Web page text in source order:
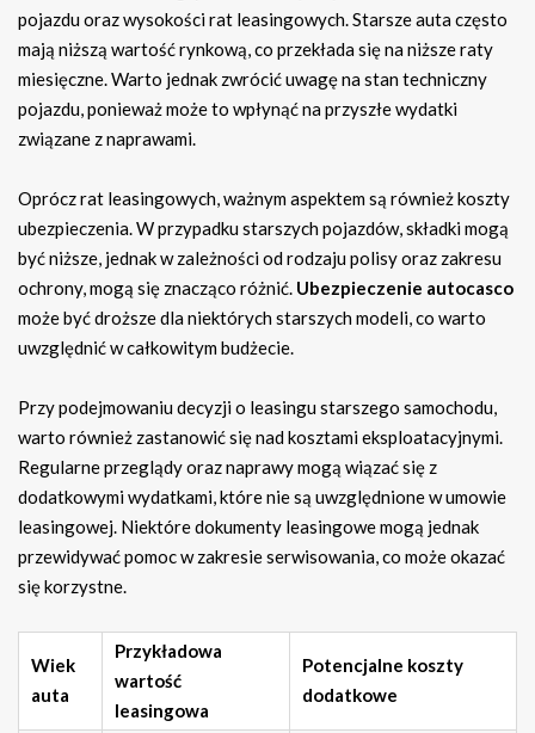
pojazdu oraz wysokości rat leasingowych. Starsze auta często
mają niższą wartość rynkową, co przekłada się na niższe raty
miesięczne. Warto jednak zwrócić uwagę na stan techniczny
pojazdu, ponieważ może to wpłynąć na przyszłe wydatki
związane z naprawami.
Oprócz rat leasingowych, ważnym aspektem są również koszty
ubezpieczenia. W przypadku starszych pojazdów, składki mogą
być niższe, jednak w zależności od rodzaju polisy oraz zakresu
ochrony, mogą się znacząco różnić. Ubezpieczenie autocasco
może być droższe dla niektórych starszych modeli, co warto
uwzględnić w całkowitym budżecie.
Przy podejmowaniu decyzji o leasingu starszego samochodu,
warto również zastanowić się nad kosztami eksploatacyjnymi.
Regularne przeglądy oraz naprawy mogą wiązać się z
dodatkowymi wydatkami, które nie są uwzględnione w umowie
leasingowej. Niektóre dokumenty leasingowe mogą jednak
przewidywać pomoc w zakresie serwisowania, co może okazać
się korzystne.
Wiek
auta
Przykładowa
wartość
leasingowa
Potencjalne koszty
dodatkowe